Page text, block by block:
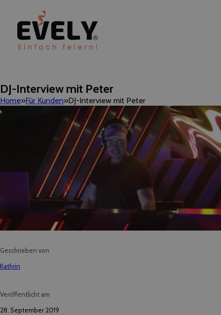
DJ-Interview mit Peter
Home Für Kunden DJ-Interview mit Peter
Geschrieben von
Kathrin
Veröffentlicht am
28. September 2019